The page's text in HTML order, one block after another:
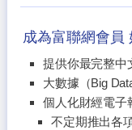
成為富聯網會員
提供你最完整中
大數據（Big
個人化財經電子
不定期推出各